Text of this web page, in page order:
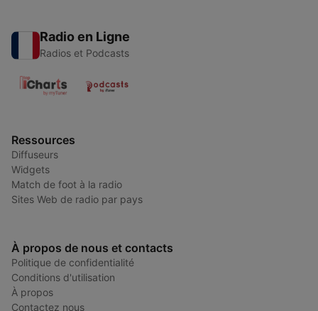
Radio en Ligne
Radios et Podcasts
Ressources
Diffuseurs
Widgets
Match de foot à la radio
Sites Web de radio par pays
À propos de nous et contacts
Politique de confidentialité
Conditions d'utilisation
À propos
Contactez nous